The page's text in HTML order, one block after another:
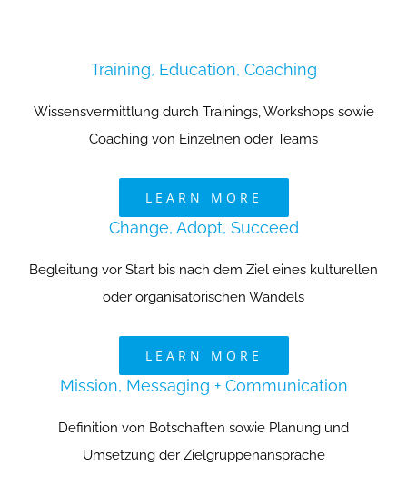
Training, Education, Coaching
Wissensvermittlung durch Trainings, Workshops sowie
Coaching von Einzelnen oder Teams
LEARN MORE
Change, Adopt, Succeed
Begleitung vor Start bis nach dem Ziel eines kulturellen
oder organisatorischen Wandels
LEARN MORE
Mission, Messaging + Communication
Definition von Botschaften sowie Planung und
Umsetzung der Zielgruppenansprache